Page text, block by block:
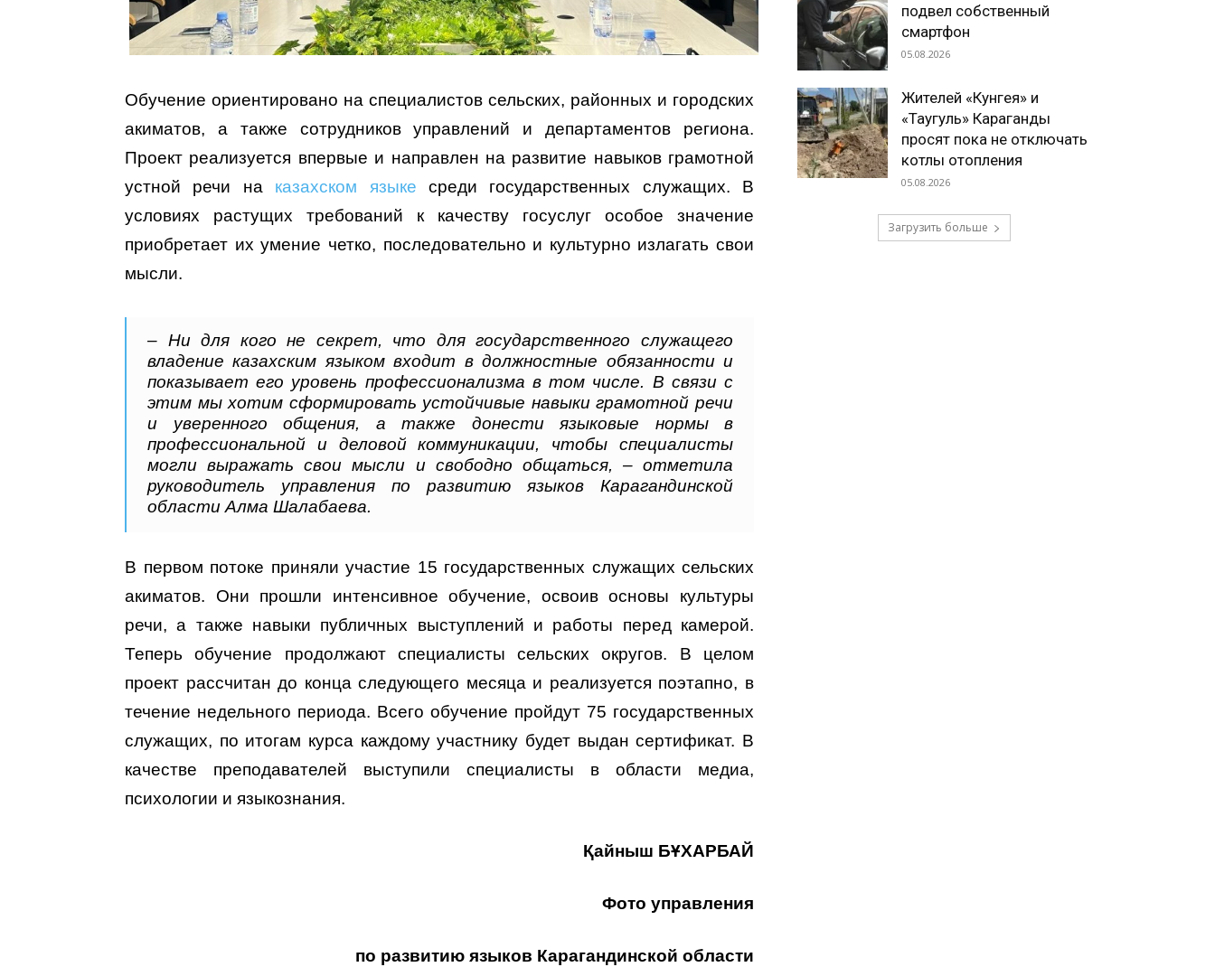
Обучение ориентировано на специалистов сельских, районных и городских
акиматов, а также сотрудников управлений и департаментов региона.
Проект реализуется впервые и направлен на развитие навыков грамотной
устной речи на казахском языке среди государственных служащих. В
условиях растущих требований к качеству госуслуг особое значение
приобретает их умение четко, последовательно и культурно излагать свои
мысли.
– Ни для кого не секрет, что для государственного служащего
владение казахским языком входит в должностные обязанности и
показывает его уровень профессионализма в том числе. В связи с
этим мы хотим сформировать устойчивые навыки грамотной речи
и уверенного общения, а также донести языковые нормы в
профессиональной и деловой коммуникации, чтобы специалисты
могли выражать свои мысли и свободно общаться, – отметила
руководитель управления по развитию языков Карагандинской
области Алма Шалабаева.
В первом потоке приняли участие 15 государственных служащих сельских
акиматов. Они прошли интенсивное обучение, освоив основы культуры
речи, а также навыки публичных выступлений и работы перед камерой.
Теперь обучение продолжают специалисты сельских округов. В целом
проект рассчитан до конца следующего месяца и реализуется поэтапно, в
течение недельного периода. Всего обучение пройдут 75 государственных
служащих, по итогам курса каждому участнику будет выдан сертификат. В
качестве преподавателей выступили специалисты в области медиа,
психологии и языкознания.
Қайныш БҰХАРБАЙ
Фото управления
по развитию языков Карагандинской области
подвел собственный
смартфон
05.08.2026
Жителей «Кунгея» и
«Таугуль» Караганды
просят пока не отключать
котлы отопления
05.08.2026
Загрузить больше